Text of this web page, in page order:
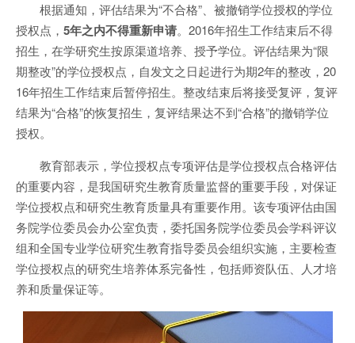
根据通知，评估结果为“不合格”、被撤销学位授权的学位
授权点， 5年之内不得重新申请。2016年招生工作结束后不得
招生，在学研究生按原渠道培养、授予学位。评估结果为“限
期整改”的学位授权点，自发文之日起进行为期2年的整改，20
16年招生工作结束后暂停招生。整改结束后将接受复评，复评
结果为“合格”的恢复招生，复评结果达不到“合格”的撤销学位
授权。
教育部表示，学位授权点专项评估是学位授权点合格评估
的重要内容，是我国研究生教育质量监督的重要手段，对保证
学位授权点和研究生教育质量具有重要作用。该专项评估由国
务院学位委员会办公室负责，委托国务院学位委员会学科评议
组和全国专业学位研究生教育指导委员会组织实施，主要检查
学位授权点的研究生培养体系完备性，包括师资队伍、人才培
养和质量保证等。